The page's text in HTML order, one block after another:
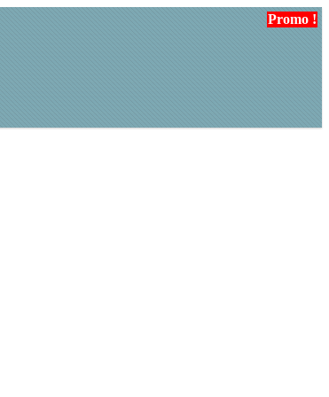
Promo !
Promo !